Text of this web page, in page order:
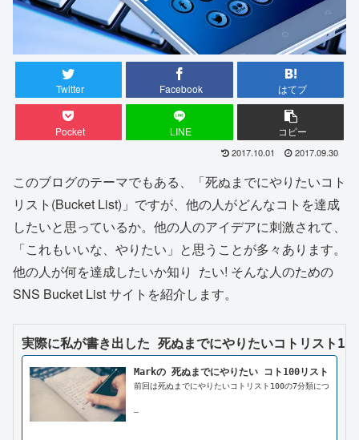
Twitter Facebook はてブ
Pocket LINE コピー
2017.10.01 2017.09.30
このブログのテーマでもある、「死ぬまでにやりたいコト
リスト(Bucket List)」ですが、他の人がどんなコトを達成
したいと思っているか。他の人のアイデアに刺激されて、
「これもいいな、やりたい」と思うことが多々あります。
他の人が何を達成したいか知り たい! そんな人のための
SNS Bucket List サイトを紹介します。
実際に私が書き出した 死ぬまでにやりたいコトリスト
Markの 死ぬまでにやりたい コト100リスト
前回は死ぬまでにやりたいコトリスト100の7分類について